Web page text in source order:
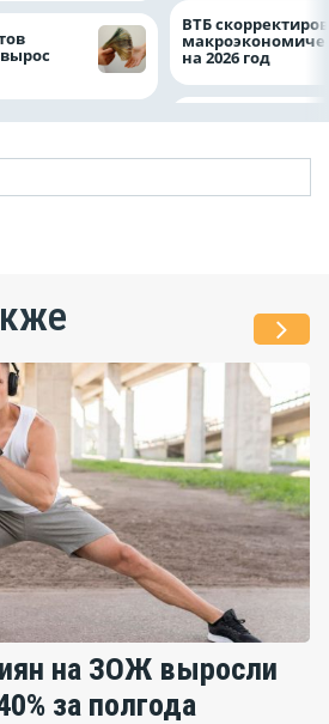
ВТБ
на 2026 год
на ЗОЖ выросли
за полгода